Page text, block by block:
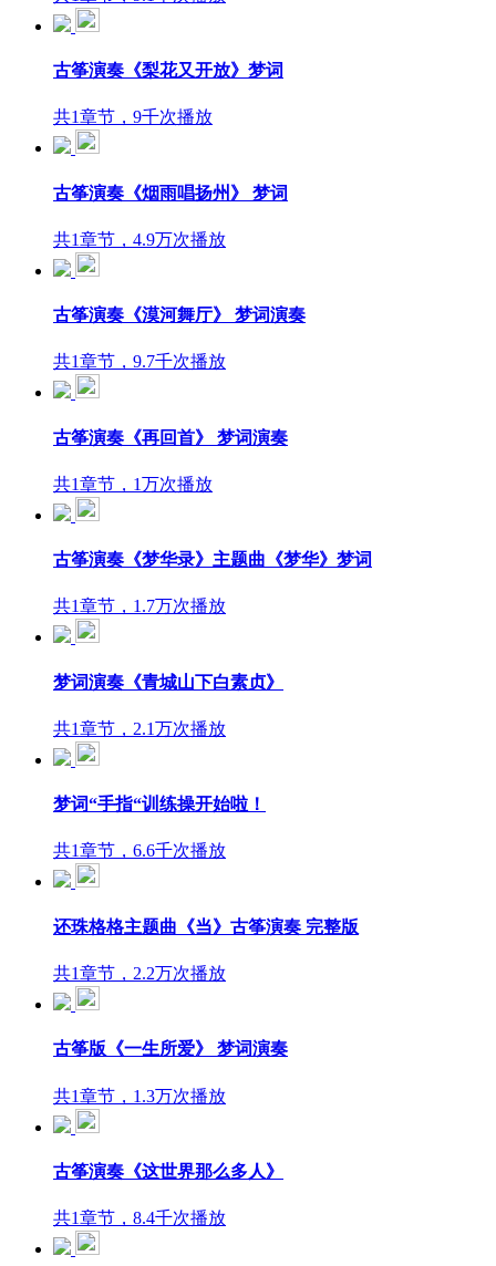
古筝演奏《梨花又开放》梦词
共1章节，9千次播放
古筝演奏《烟雨唱扬州》 梦词
共1章节，4.9万次播放
古筝演奏《漠河舞厅》 梦词演奏
共1章节，9.7千次播放
古筝演奏《再回首》 梦词演奏
共1章节，1万次播放
古筝演奏《梦华录》主题曲《梦华》梦词
共1章节，1.7万次播放
梦词演奏《青城山下白素贞》
共1章节，2.1万次播放
梦词“手指“训练操开始啦！
共1章节，6.6千次播放
还珠格格主题曲《当》古筝演奏 完整版
共1章节，2.2万次播放
古筝版《一生所爱》 梦词演奏
共1章节，1.3万次播放
古筝演奏《这世界那么多人》
共1章节，8.4千次播放